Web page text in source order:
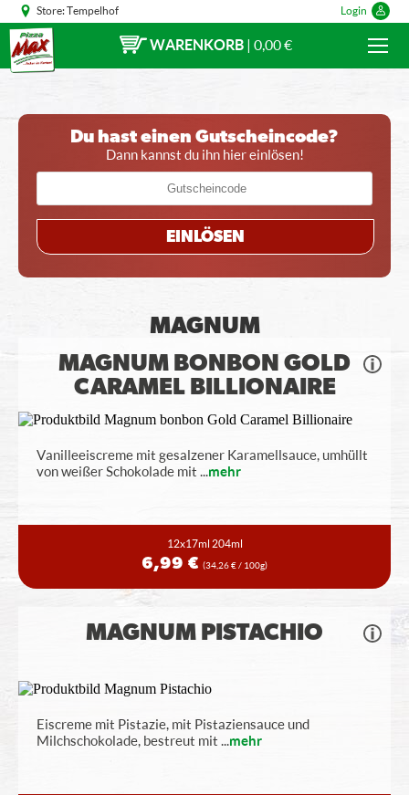
Store:Tempelhof Login
WARENKORB | 0,00 €
Du hast einen Gutscheincode?
Dann kannst du ihn hier einlösen!
EINLÖSEN
MAGNUM
MAGNUM BONBON GOLD
CARAMEL BILLIONAIRE
Vanilleeiscreme mit gesalzener Karamellsauce, umhüllt
von weißer Schokolade mit ...mehr
12x17ml 204ml
6,99 € (34,26 € / 100g)
MAGNUM PISTACHIO
Eiscreme mit Pistazie, mit Pistaziensauce und
Milchschokolade, bestreut mit ...mehr